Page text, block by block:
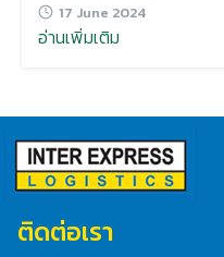
Search
for:
17 June 2024
อ่านเพิ่มเติม
ติดต่อเรา